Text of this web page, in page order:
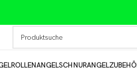
ANGELSCHNUR